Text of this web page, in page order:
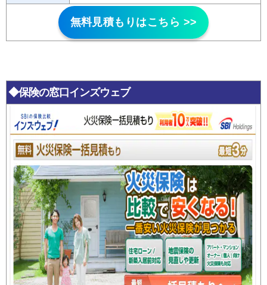
無料見積もりはこちら >>
◆保険の窓口インズウェブ